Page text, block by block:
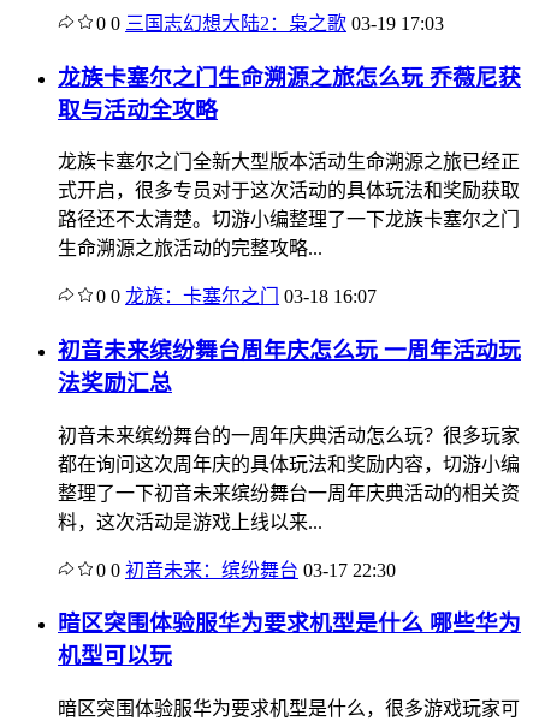
0 0 三国志幻想大陆2：枭之歌 03-19 17:03
龙族卡塞尔之门生命溯源之旅怎么玩 乔薇尼获
取与活动全攻略
龙族卡塞尔之门全新大型版本活动生命溯源之旅已经正
式开启，很多专员对于这次活动的具体玩法和奖励获取
路径还不太清楚。切游小编整理了一下龙族卡塞尔之门
生命溯源之旅活动的完整攻略...
0 0 龙族：卡塞尔之门 03-18 16:07
初音未来缤纷舞台周年庆怎么玩 一周年活动玩
法奖励汇总
初音未来缤纷舞台的一周年庆典活动怎么玩？很多玩家
都在询问这次周年庆的具体玩法和奖励内容，切游小编
整理了一下初音未来缤纷舞台一周年庆典活动的相关资
料，这次活动是游戏上线以来...
0 0 初音未来：缤纷舞台 03-17 22:30
暗区突围体验服华为要求机型是什么 哪些华为
机型可以玩
暗区突围体验服华为要求机型是什么，很多游戏玩家可